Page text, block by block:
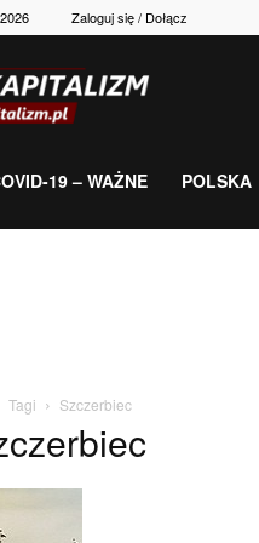
Zaloguj się / Dołącz
gospodarka,
19 – WAŻNE POLSKA
Tagi Szczerbiec